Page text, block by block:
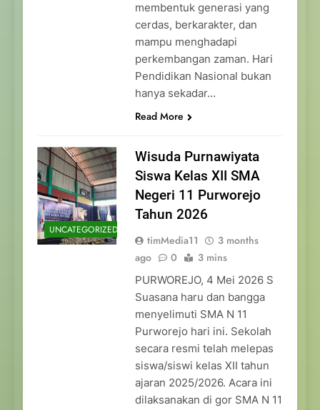
membentuk generasi yang
cerdas, berkarakter, dan
mampu menghadapi
perkembangan zaman. Hari
Pendidikan Nasional bukan
hanya sekadar…
Read More
UNCATEGORIZED
Wisuda Purnawiyata
Siswa Kelas XII SMA
Negeri 11 Purworejo
Tahun 2026
timMedia11
3 months
ago
0 3 mins
PURWOREJO, 4 Mei 2026 S
Suasana haru dan bangga
menyelimuti SMA N 11
Purworejo hari ini. Sekolah
secara resmi telah melepas
siswa/siswi kelas XII tahun
ajaran 2025/2026. Acara ini
dilaksanakan di gor SMA N 11